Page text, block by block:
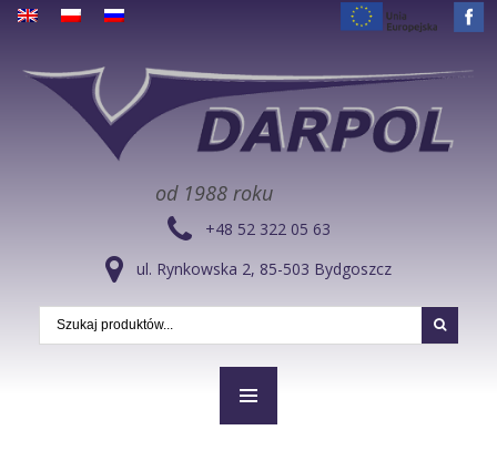
od 1988 roku
+48 52 322 05 63
ul. Rynkowska 2, 85-503 Bydgoszcz